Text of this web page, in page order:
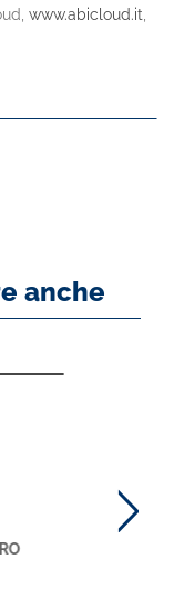
www.abicloud.it
anche